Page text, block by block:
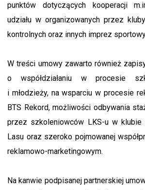
punktów dotyczących kooperacji
udziału w organizowanych przez
kontrolnych oraz innych imprez
W treści umowy zawarto również
o współdziałaniu w procesie
i młodzieży, na wsparciu w procesie
BTS Rekord, możliwości odbywania
przez szkoleniowców LKS-u w klubie
Lasu oraz szeroko pojmowanej
reklamowo-marketingowym.
Na kanwie podpisanej partnerskiej